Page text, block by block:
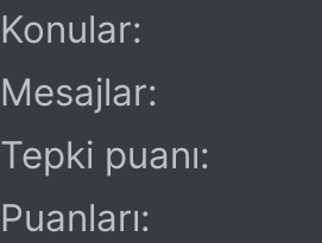
Konular
Mesajlar
Tepki puanı
Puanları